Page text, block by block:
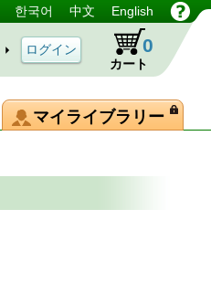
한국어 中文 English
カート
0
マイライブラリー